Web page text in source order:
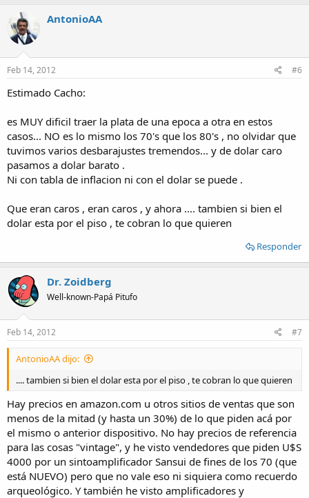
AntonioAA
Feb 14, 2012 #6
Estimado Cacho:
es MUY dificil traer la plata de una epoca a otra en estos
casos... NO es lo mismo los 70's que los 80's , no olvidar que
tuvimos varios desbarajustes tremendos... y de dolar caro
pasamos a dolar barato .
Ni con tabla de inflacion ni con el dolar se puede .
Que eran caros , eran caros , y ahora .... tambien si bien el
dolar esta por el piso , te cobran lo que quieren
Responder
Dr. Zoidberg
Well-known-Papá Pitufo
Feb 14, 2012 #7
AntonioAA dijo:
.... tambien si bien el dolar esta por el piso , te cobran lo que quieren
Hay precios en amazon.com u otros sitios de ventas que son
menos de la mitad (y hasta un 30%) de lo que piden acá por
el mismo o anterior dispositivo. No hay precios de referencia
para las cosas "vintage", y he visto vendedores que piden U$S
4000 por un sintoamplificador Sansui de fines de los 70 (que
está NUEVO) pero que no vale eso ni siquiera como recuerdo
arqueológico. Y también he visto amplificadores y